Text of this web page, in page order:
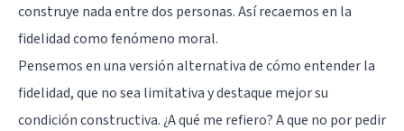
construye nada entre dos personas. Así recaemos en la
fidelidad como fenómeno moral.
Pensemos en una versión alternativa de cómo entender la
fidelidad, que no sea limitativa y destaque mejor su
condición constructiva. ¿A qué me refiero? A que no por pedir